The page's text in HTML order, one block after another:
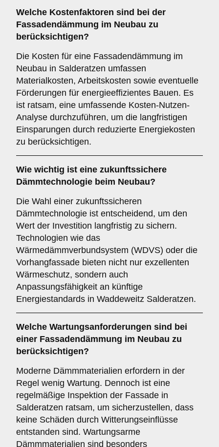
Welche Kostenfaktoren sind bei der
Fassadendämmung im Neubau zu
berücksichtigen?
Die Kosten für eine Fassadendämmung im
Neubau in Salderatzen umfassen
Materialkosten, Arbeitskosten sowie eventuelle
Förderungen für energieeffizientes Bauen. Es
ist ratsam, eine umfassende Kosten-Nutzen-
Analyse durchzuführen, um die langfristigen
Einsparungen durch reduzierte Energiekosten
zu berücksichtigen.
Wie wichtig ist eine zukunftssichere
Dämmtechnologie beim Neubau?
Die Wahl einer zukunftssicheren
Dämmtechnologie ist entscheidend, um den
Wert der Investition langfristig zu sichern.
Technologien wie das
Wärmedämmverbundsystem (WDVS) oder die
Vorhangfassade bieten nicht nur exzellenten
Wärmeschutz, sondern auch
Anpassungsfähigkeit an künftige
Energiestandards in Waddeweitz Salderatzen.
Welche Wartungsanforderungen sind bei
einer Fassadendämmung im Neubau zu
berücksichtigen?
Moderne Dämmmaterialien erfordern in der
Regel wenig Wartung. Dennoch ist eine
regelmäßige Inspektion der Fassade in
Salderatzen ratsam, um sicherzustellen, dass
keine Schäden durch Witterungseinflüsse
entstanden sind. Wartungsarme
Dämmmaterialien sind besonders